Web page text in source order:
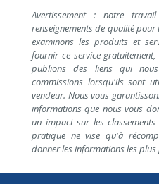
Avertissement : notre
renseignements de qualité
examinons les produits et
fournir ce service
publions des liens qui
commissions lorsqu'ils sont
vendeur. Nous vous
informations que nous vous
un impact sur les
pratique ne vise qu'à
donner les informations les